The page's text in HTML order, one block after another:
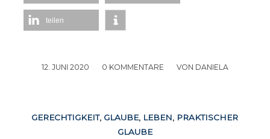
teilen
12. JUNI 2020
/ 0 KOMMENTARE
/ VON DANIELA
GERECHTIGKEIT, GLAUBE, LEBEN, PRAKTISCHER
GLAUBE